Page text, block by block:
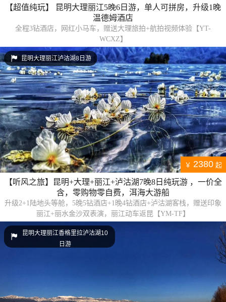
【超值纯玩】 昆明大理丽江5晚6日游，单人可拼房，升级1晚
温德姆酒店
全程3钻酒店，网红小马车，赠送大理旅拍+航拍视频体验【YT-
WCXZ】
昆明大理丽江泸沽湖8日游
￥ 2380 起
【听风之旅】昆明+大理+丽江+泸沽湖7晚8日纯玩游 ，一价全
含，零购物零自费，洱海大游船
升级2+1陆地头等舱，5晚5钻酒店+1晚4钻酒店+泸沽湖客栈，赠送印象
丽江+丽水金沙双表演，丽江动车返昆【YM-TF】
昆明大理丽江香格里拉泸沽湖10
日游